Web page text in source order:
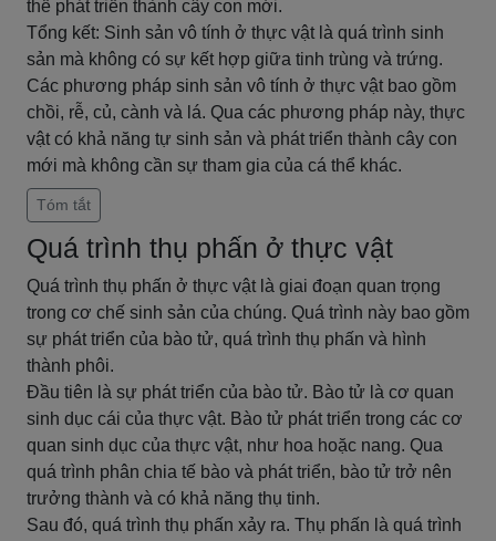
thể phát triển thành cây con mới.
Tổng kết: Sinh sản vô tính ở thực vật là quá trình sinh
sản mà không có sự kết hợp giữa tinh trùng và trứng.
Các phương pháp sinh sản vô tính ở thực vật bao gồm
chồi, rễ, củ, cành và lá. Qua các phương pháp này, thực
vật có khả năng tự sinh sản và phát triển thành cây con
mới mà không cần sự tham gia của cá thể khác.
Tóm tắt
Quá trình thụ phấn ở thực vật
Quá trình thụ phấn ở thực vật là giai đoạn quan trọng
trong cơ chế sinh sản của chúng. Quá trình này bao gồm
sự phát triển của bào tử, quá trình thụ phấn và hình
thành phôi.
Đầu tiên là sự phát triển của bào tử. Bào tử là cơ quan
sinh dục cái của thực vật. Bào tử phát triển trong các cơ
quan sinh dục của thực vật, như hoa hoặc nang. Qua
quá trình phân chia tế bào và phát triển, bào tử trở nên
trưởng thành và có khả năng thụ tinh.
Sau đó, quá trình thụ phấn xảy ra. Thụ phấn là quá trình